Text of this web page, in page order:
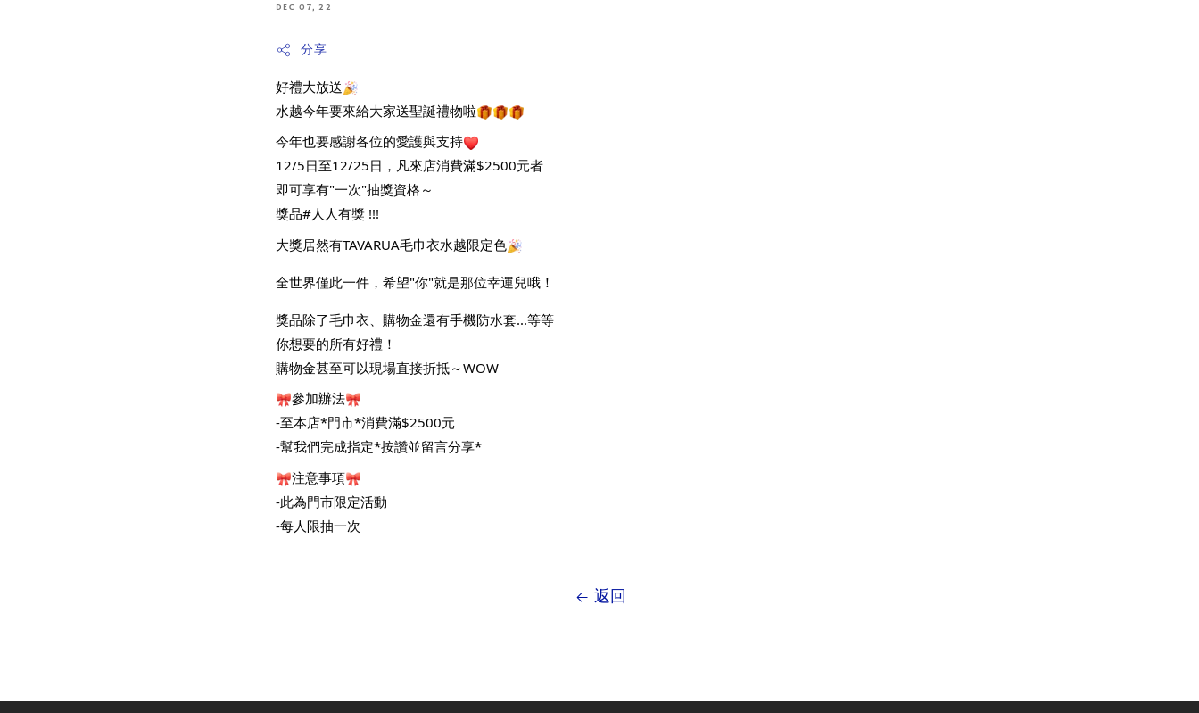
DEC 07, 22
分享
好禮大放送
水越今年要來給大家送聖誕禮物啦
今年也要感謝各位的愛護與支持
12/5日至12/25日，凡來店消費滿$2500元者
即可享有"一次"抽獎資格～
獎品#人人有獎 !!!
大獎居然有TAVARUA毛巾衣水越限定色
全世界僅此一件，希望"你"就是那位幸運兒哦！
獎品除了毛巾衣、購物金還有手機防水套...等等
你想要的所有好禮！
購物金甚至可以現場直接折抵～WOW
參加辦法
-至本店*門市*消費滿$2500元
-幫我們完成指定*按讚並留言分享*
注意事項
-此為門市限定活動
-每人限抽一次
返回